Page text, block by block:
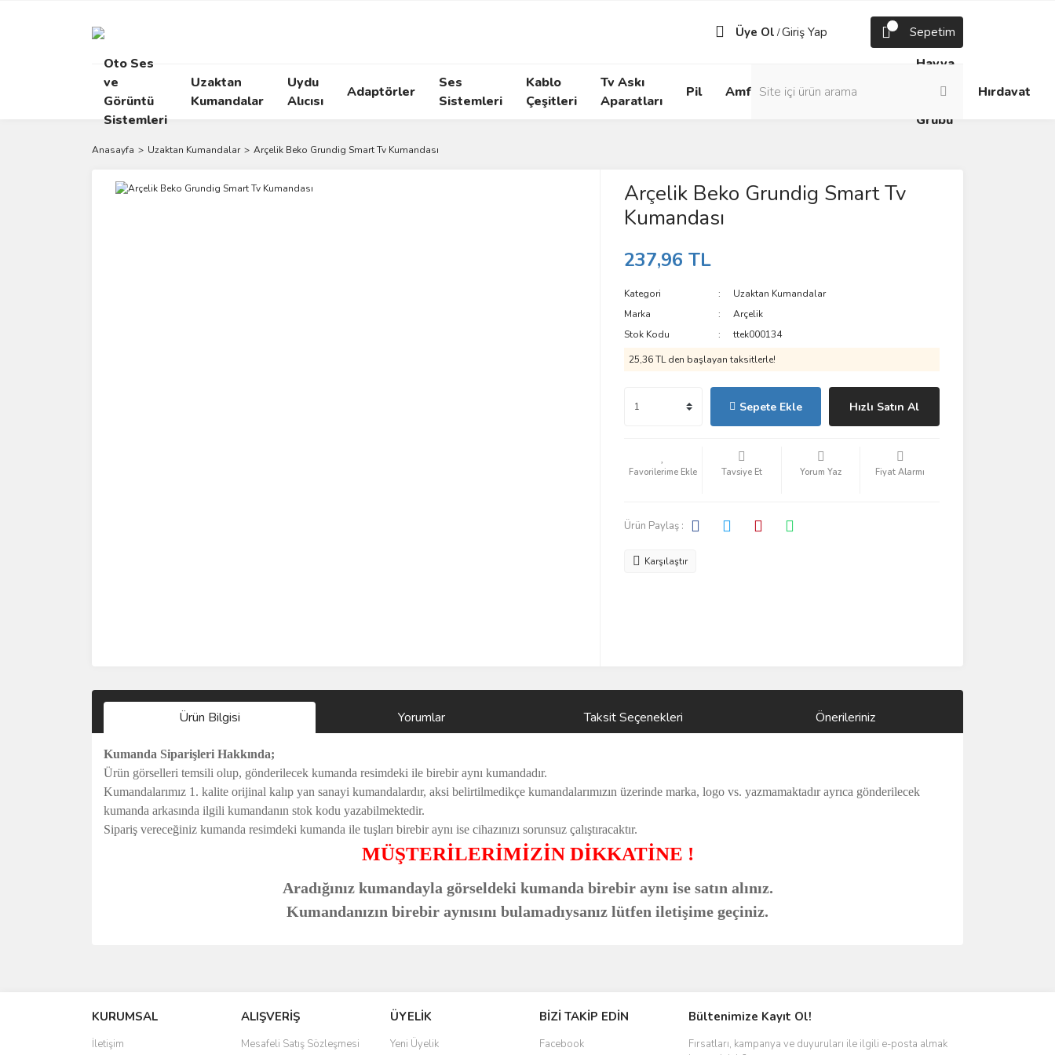
Üye Ol /Giriş Yap Sepetim
Oto Ses
ve
Görüntü
Sistemleri
Uzaktan
Kumandalar
Uydu
Alıcısı
Adaptörler
Ses
Sistemleri
Kablo
Çeşitleri
Tv Askı
Aparatları
Pil Amfi
Box
Prizler
Havya
Lehim
Grubu
Hırdavat
Anasayfa Uzaktan Kumandalar Arçelik Beko Grundig Smart Tv Kumandası
Arçelik Beko Grundig Smart Tv
Kumandası
237,96 TL
Kategori
Uzaktan Kumandalar
Marka
Arçelik
Stok Kodu
ttek000134
25,36 TL den başlayan taksitlerle!
Sepete Ekle Hızlı Satın Al
Tavsiye Et Yorum Yaz Fiyat Alarmı
Ürün Paylaş :
Karşılaştır
Ürün Bilgisi Yorumlar Taksit Seçenekleri Önerileriniz
Kumanda Siparişleri Hakkında;
Ürün görselleri temsili olup, gönderilecek kumanda resimdeki ile birebir aynı kumandadır.
Kumandalarımız 1. kalite orijinal kalıp yan sanayi kumandalardır, aksi belirtilmedikçe kumandalarımızın üzerinde marka, logo vs. yazmamaktadır ayrıca gönderilecek
kumanda arkasında ilgili kumandanın stok kodu yazabilmektedir.
Sipariş vereceğiniz kumanda resimdeki kumanda ile tuşları birebir aynı ise cihazınızı sorunsuz çalıştıracaktır.
MÜŞTERİLERİMİZİN DİKKATİNE !
Aradığınız kumandayla görseldeki kumanda birebir aynı ise satın alınız.
Kumandanızın birebir aynısını bulamadıysanız lütfen iletişime geçiniz.
Ürün resmi kalitesiz, bozuk veya görüntülenemiyor.
Ürün açıklamasında eksik bilgiler bulunuyor.
KURUMSAL
İletişim
ALIŞVERİŞ
Mesafeli Satış Sözleşmesi
ÜYELİK
Yeni Üyelik
BİZİ TAKİP EDİN
Facebook
Bültenimize Kayıt Ol!
Fırsatları, kampanya ve duyuruları ile ilgili e-posta almak